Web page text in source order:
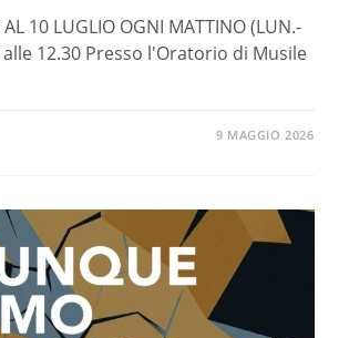
10 LUGLIO OGNI MATTINO (LUN.-
alle 12.30 Presso l'Oratorio di Musile
9 MAGGIO 2026